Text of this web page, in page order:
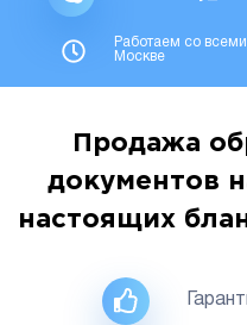
Работаем со
Москве
Продажа
документов
настоящих